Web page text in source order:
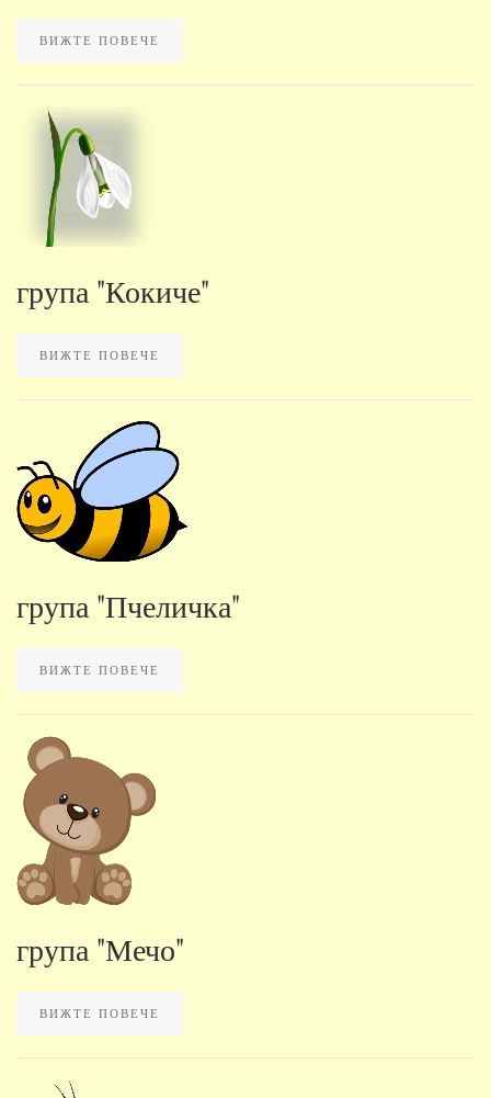
ВИЖТЕ ПОВЕЧЕ
група "Кокиче"
ВИЖТЕ ПОВЕЧЕ
група "Пчеличка"
ВИЖТЕ ПОВЕЧЕ
група "Мечо"
ВИЖТЕ ПОВЕЧЕ